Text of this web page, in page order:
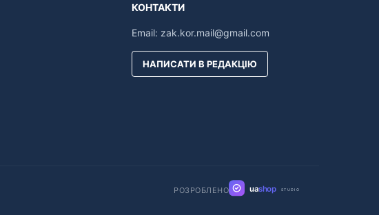
КОНТАКТИ
Email: zak.kor.mail@gmail.com
НАПИСАТИ В РЕДАКЦІЮ
РОЗРОБЛЕНО uashop STUDIO